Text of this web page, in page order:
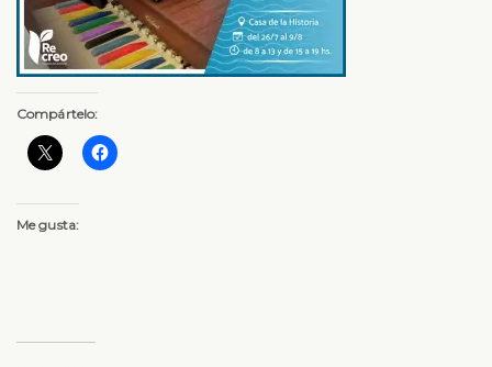
Compártelo:
Me gusta: